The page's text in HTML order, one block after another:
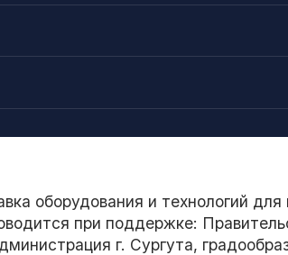
оборудования и технологий для
при поддержке:
г. Сургута,